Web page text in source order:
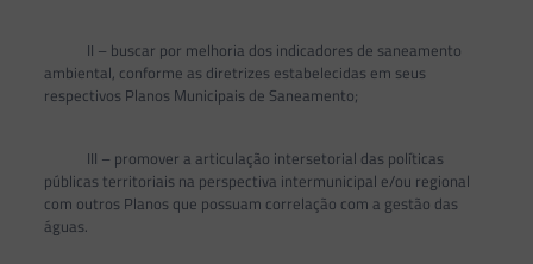
II – buscar por melhoria dos indicadores de saneamento
ambiental, conforme as diretrizes estabelecidas em seus
respectivos Planos Municipais de Saneamento;
III – promover a articulação intersetorial das políticas
públicas territoriais na perspectiva intermunicipal e/ou regional
com outros Planos que possuam correlação com a gestão das
águas.